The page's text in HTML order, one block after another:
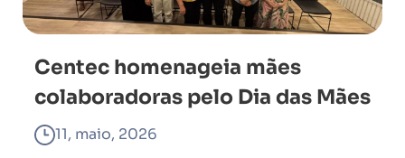
Centec homenageia mães
colaboradoras pelo Dia das Mães
11, maio, 2026